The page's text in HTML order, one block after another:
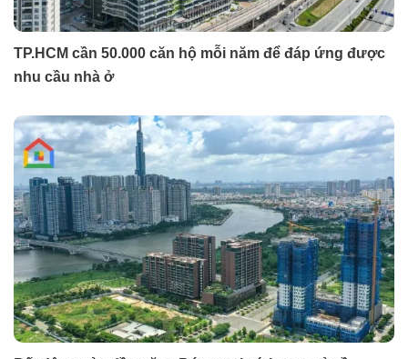
TP.HCM cần 50.000 căn hộ mỗi năm để đáp ứng được
nhu cầu nhà ở